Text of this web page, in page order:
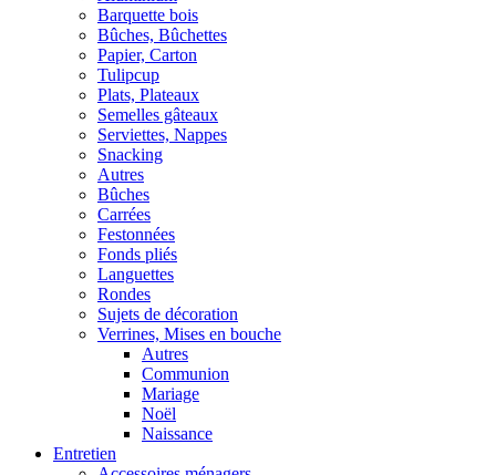
Barquette bois
Bûches, Bûchettes
Papier, Carton
Tulipcup
Plats, Plateaux
Semelles gâteaux
Serviettes, Nappes
Snacking
Autres
Bûches
Carrées
Festonnées
Fonds pliés
Languettes
Rondes
Sujets de décoration
Verrines, Mises en bouche
Autres
Communion
Mariage
Noël
Naissance
Entretien